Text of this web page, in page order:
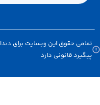
حقوق این وبسایت برای دندان
قانونی دارد